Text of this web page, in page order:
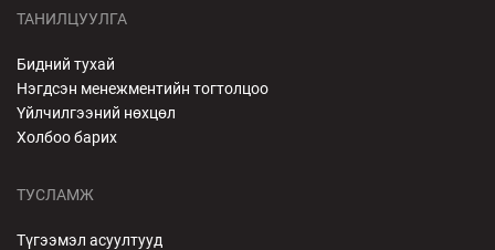
ТАНИЛЦУУЛГА
Бидний тухай
Нэгдсэн менежментийн тогтолцоо
Үйлчилгээний нөхцөл
Холбоо барих
ТУСЛАМЖ
Түгээмэл асуултууд